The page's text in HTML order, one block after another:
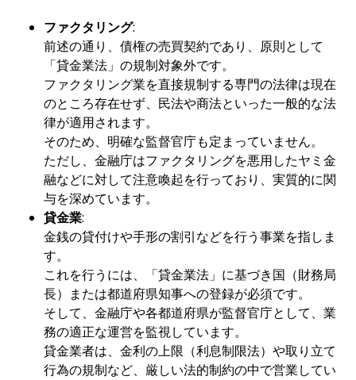
ファクタリング:
前述の通り、債権の売買契約であり、原則として
「貸金業法」の規制対象外です。
ファクタリング業を直接規制する専門の法律は現在
のところ存在せず、民法や商法といった一般的な法
律が適用されます。
そのため、明確な監督官庁も定まっていません。
ただし、金融庁はファクタリングを悪用したヤミ金
融などに対して注意喚起を行っており、実質的に関
与を深めています。
貸金業:
金銭の貸付けや手形の割引などを行う事業を指しま
す。
これを行うには、「貸金業法」に基づき国（財務局
長）または都道府県知事への登録が必須です。
そして、金融庁や各都道府県が監督官庁として、業
務の適正な運営を監視しています。
貸金業者は、金利の上限（利息制限法）や取り立て
行為の規制など、厳しい法的制約の中で営業してい